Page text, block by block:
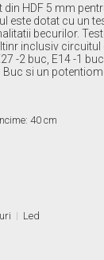
HDF 5 mm
este dotat cu un
becurilor.
inclusiv circuitul
-2 buc, E14 -1
Buc si un
40 cm
Led